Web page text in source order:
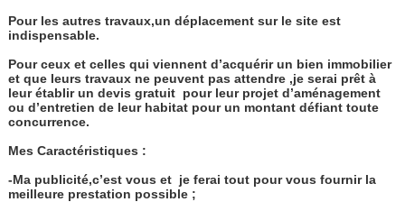
Pour les autres travaux,un déplacement sur le site est
indispensable.
Pour ceux et celles qui viennent d’acquérir un bien immobilier
et que leurs travaux ne peuvent pas attendre ,je serai prêt à
leur établir un devis gratuit pour leur projet d’aménagement
ou d’entretien de leur habitat pour un montant défiant toute
concurrence.
Mes Caractéristiques :
-Ma publicité,c’est vous et je ferai tout pour vous fournir la
meilleure prestation possible ;